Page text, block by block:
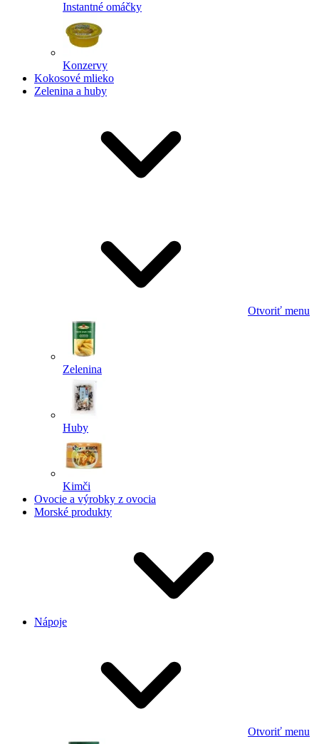
Instantné omáčky
Konzervy
Kokosové mlieko
Zelenina a huby
Otvoriť menu
Zelenina
Huby
Kimči
Ovocie a výrobky z ovocia
Morské produkty
Nápoje
Otvoriť menu